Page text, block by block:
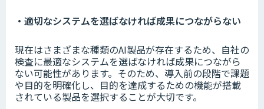
・適切なシステムを選ばなければ成果につながらない
現在はさまざまな種類のAI製品が存在するため、自社の
検査に最適なシステムを選ばなければ成果につながら
ない可能性があります。そのため、導入前の段階で課題
や目的を明確化し、目的を達成するための機能が搭載
されている製品を選択することが大切です。